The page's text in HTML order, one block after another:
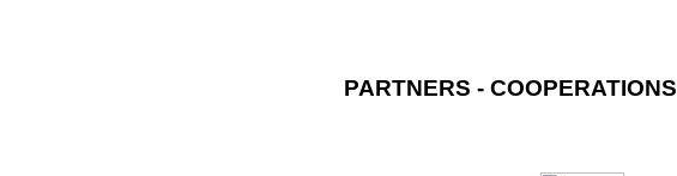
PARTNERS - COOPERATIONS